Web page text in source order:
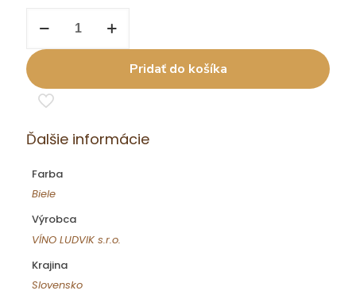
LUD
blanc
0,75
DSC
su.
Pridať do košíka
Ďalšie informácie
Farba
Biele
Výrobca
VÍNO LUDVIK s.r.o.
Krajina
Slovensko